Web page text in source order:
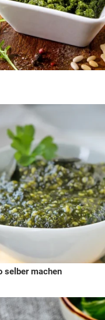
selber machen